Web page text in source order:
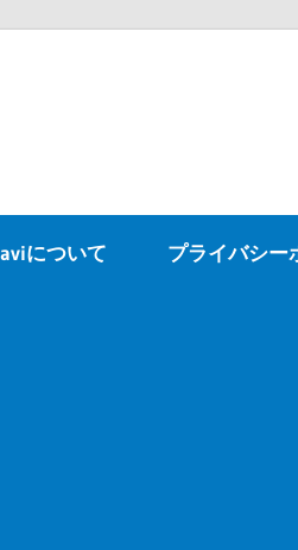
について プライバシー